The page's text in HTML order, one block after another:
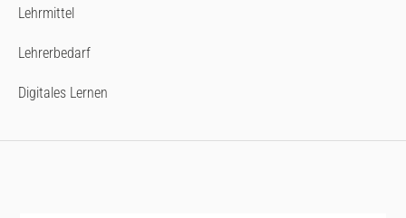
Lehrmittel
Lehrerbedarf
Digitales Lernen